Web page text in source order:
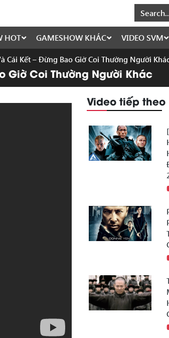
HOT GAMESHOW KHÁC VIDEO SVM
Cái Kết – Đừng Bao Giờ Coi Thường Người
Giờ Coi Thường Người Khác
Video tiếp theo